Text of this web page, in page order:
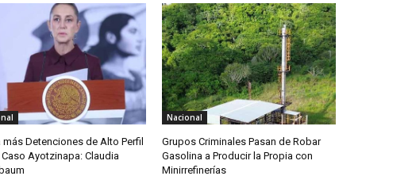
más Detenciones de Alto Perfil
Ayotzinapa: Claudia
Nacional
Grupos Criminales Pasan de Robar
Gasolina a Producir la Propia con
Minirrefinerías